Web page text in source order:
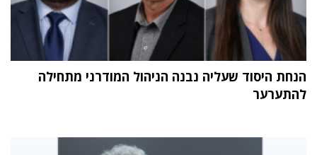
הנחת היסוד שעליה נבנה הניהול המודרני מתחילה
להתערער